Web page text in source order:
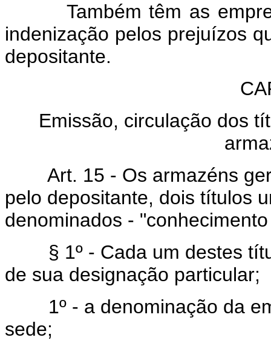
Também têm as
indenização pelos prejuízos
depositante.
Emissão, circulação dos
Art. 15 - Os armazéns
pelo depositante, dois títulos
denominados -
§ 1º - Cada um destes
de sua designação particular;
1º - a denominação da
sede;